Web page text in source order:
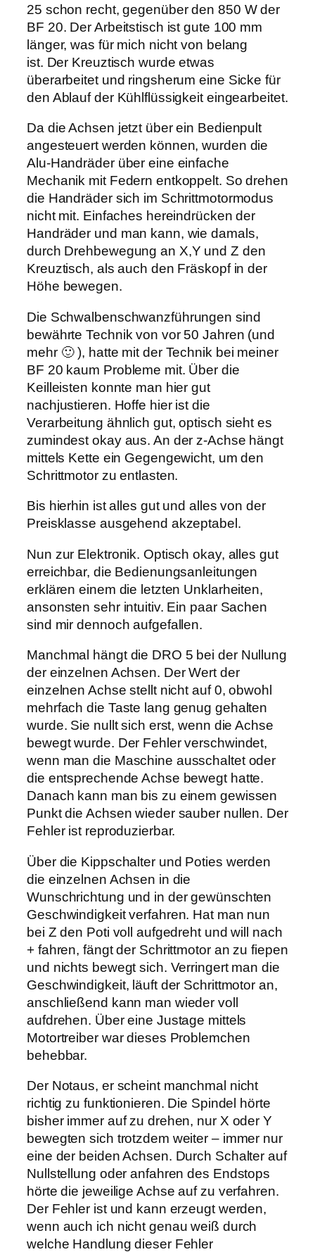
25 schon recht, gegenüber den 850 W der
BF 20. Der Arbeitstisch ist gute 100 mm
länger, was für mich nicht von belang
ist. Der Kreuztisch wurde etwas
überarbeitet und ringsherum eine Sicke für
den Ablauf der Kühlflüssigkeit eingearbeitet.
Da die Achsen jetzt über ein Bedienpult
angesteuert werden können, wurden die
Alu-Handräder über eine einfache
Mechanik mit Federn entkoppelt. So drehen
die Handräder sich im Schrittmotormodus
nicht mit. Einfaches hereindrücken der
Handräder und man kann, wie damals,
durch Drehbewegung an X,Y und Z den
Kreuztisch, als auch den Fräskopf in der
Höhe bewegen.
Die Schwalbenschwanzführungen sind
bewährte Technik von vor 50 Jahren (und
mehr 🙂 ), hatte mit der Technik bei meiner
BF 20 kaum Probleme mit. Über die
Keilleisten konnte man hier gut
nachjustieren. Hoffe hier ist die
Verarbeitung ähnlich gut, optisch sieht es
zumindest okay aus. An der z-Achse hängt
mittels Kette ein Gegengewicht, um den
Schrittmotor zu entlasten.
Bis hierhin ist alles gut und alles von der
Preisklasse ausgehend akzeptabel.
Nun zur Elektronik. Optisch okay, alles gut
erreichbar, die Bedienungsanleitungen
erklären einem die letzten Unklarheiten,
ansonsten sehr intuitiv. Ein paar Sachen
sind mir dennoch aufgefallen.
Manchmal hängt die DRO 5 bei der Nullung
der einzelnen Achsen. Der Wert der
einzelnen Achse stellt nicht auf 0, obwohl
mehrfach die Taste lang genug gehalten
wurde. Sie nullt sich erst, wenn die Achse
bewegt wurde. Der Fehler verschwindet,
wenn man die Maschine ausschaltet oder
die entsprechende Achse bewegt hatte.
Danach kann man bis zu einem gewissen
Punkt die Achsen wieder sauber nullen. Der
Fehler ist reproduzierbar.
Über die Kippschalter und Poties werden
die einzelnen Achsen in die
Wunschrichtung und in der gewünschten
Geschwindigkeit verfahren. Hat man nun
bei Z den Poti voll aufgedreht und will nach
+ fahren, fängt der Schrittmotor an zu fiepen
und nichts bewegt sich. Verringert man die
Geschwindigkeit, läuft der Schrittmotor an,
anschließend kann man wieder voll
aufdrehen. Über eine Justage mittels
Motortreiber war dieses Problemchen
behebbar.
Der Notaus, er scheint manchmal nicht
richtig zu funktionieren. Die Spindel hörte
bisher immer auf zu drehen, nur X oder Y
bewegten sich trotzdem weiter – immer nur
eine der beiden Achsen. Durch Schalter auf
Nullstellung oder anfahren des Endstops
hörte die jeweilige Achse auf zu verfahren.
Der Fehler ist und kann erzeugt werden,
wenn auch ich nicht genau weiß durch
welche Handlung dieser Fehler